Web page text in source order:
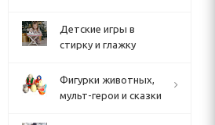
Детские игры в
стирку и глажку
Фигурки животных,
мульт-герои и сказки